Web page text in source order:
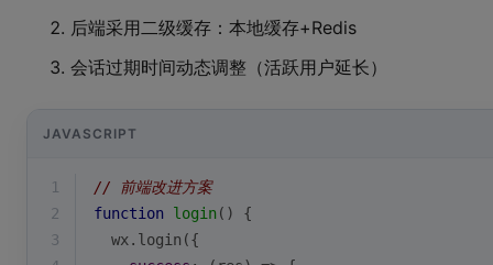
后端采用二级缓存：本地缓存+Redis
会话过期时间动态调整（活跃用户延长）
JAVASCRIPT
1
// 前端改进方案
2
function login( ) {
3
  wx.login({